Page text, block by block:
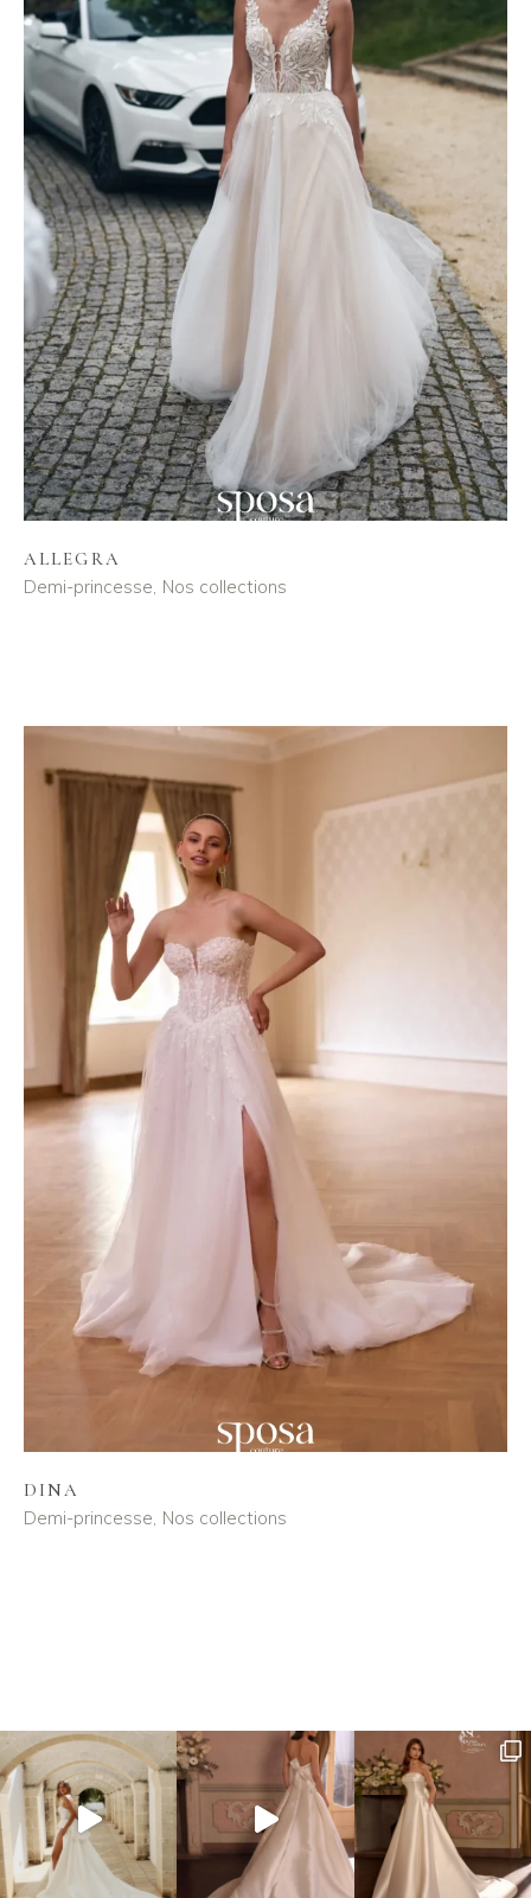
ALLEGRA
Demi-princesse Nos collections
DINA
Demi-princesse Nos collections